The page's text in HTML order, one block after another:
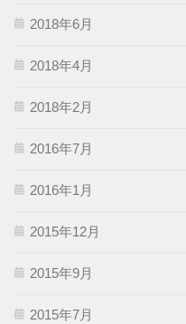
2018年6月
2018年4月
2018年2月
2016年7月
2016年1月
2015年12月
2015年9月
2015年7月